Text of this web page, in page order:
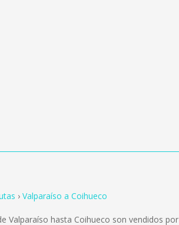
Valparaíso a Coihueco
Valparaíso hasta Coihueco son vendidos por